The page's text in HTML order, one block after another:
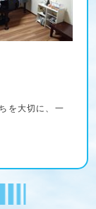
を大切に、一